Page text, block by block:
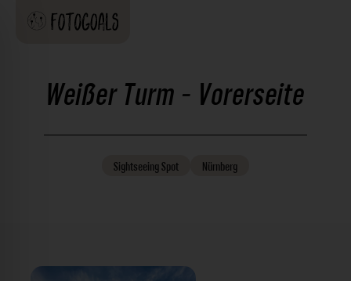
Weißer Turm - Vorerseite
SightseeingSpot Nürnberg